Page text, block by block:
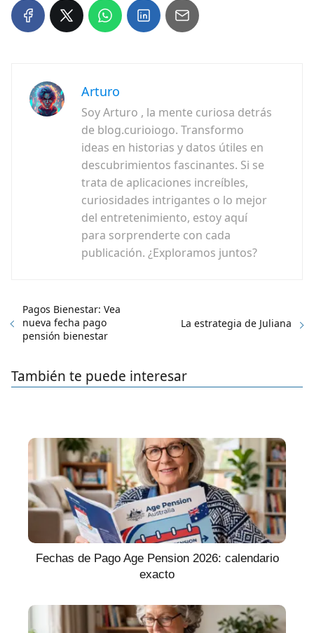
Arturo
Soy Arturo , la mente curiosa detrás
de blog.curioiogo. Transformo
ideas en historias y datos útiles en
descubrimientos fascinantes. Si se
trata de aplicaciones increíbles,
curiosidades intrigantes o lo mejor
del entretenimiento, estoy aquí
para sorprenderte con cada
publicación. ¿Exploramos juntos?
Pagos Bienestar: Vea
nueva fecha pago
pensión bienestar
La estrategia de Juliana
También te puede interesar
Fechas de Pago Age Pension 2026: calendario
exacto